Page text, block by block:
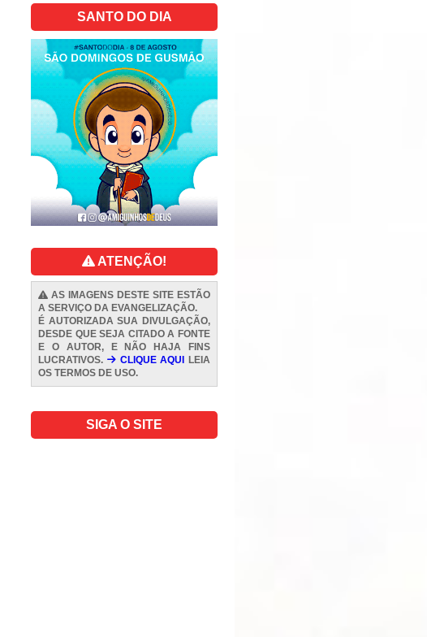
SANTO DO DIA
ATENÇÃO!
AS IMAGENS DESTE SITE ESTÃO
A SERVIÇO DA EVANGELIZAÇÃO.
É AUTORIZADA SUA DIVULGAÇÃO,
DESDE QUE SEJA CITADO A FONTE
E O AUTOR, E NÃO HAJA FINS
LUCRATIVOS.
CLIQUE AQUI
LEIA
OS TERMOS DE USO.
SIGA O SITE